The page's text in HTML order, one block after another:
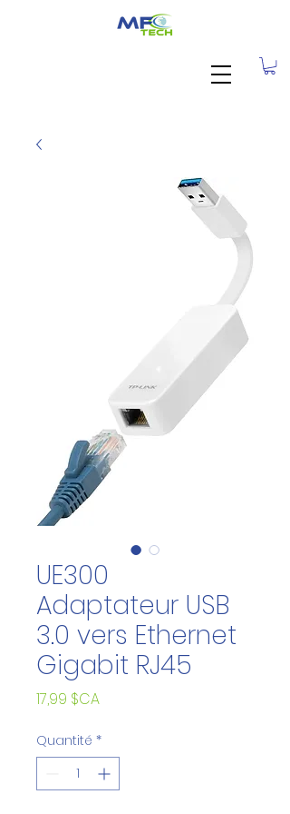
UE300
Adaptateur USB
3.0 vers Ethernet
Gigabit RJ45
17,99 $CAPrix
Quantité *